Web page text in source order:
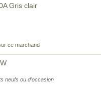
Gris clair
ce marchand
neufs ou d'occasion